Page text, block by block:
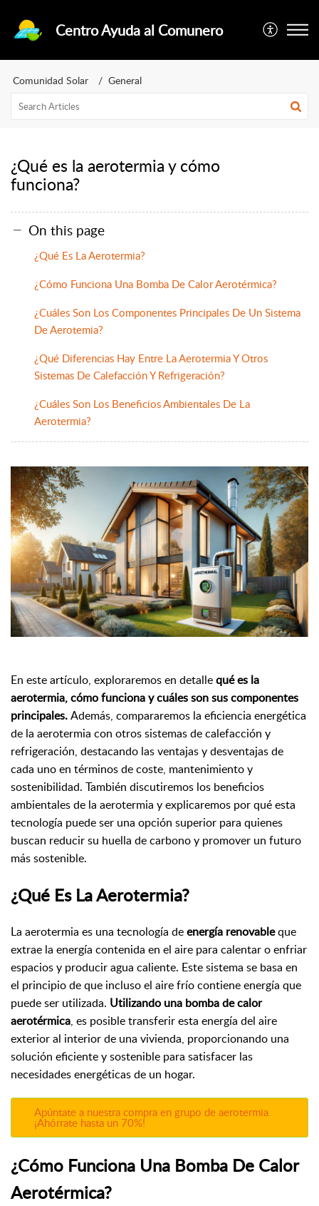
Centro Ayuda al Comunero
Comunidad Solar General
¿Qué es la aerotermia y cómo
funciona?
On this page
¿Qué Es La Aerotermia?
¿Cómo Funciona Una Bomba De Calor Aerotérmica?
¿Cuáles Son Los Componentes Principales De Un Sistema
De Aerotemia?
¿Qué Diferencias Hay Entre La Aerotermia Y Otros
Sistemas De Calefacción Y Refrigeración?
¿Cuáles Son Los Beneficios Ambientales De La
Aerotermia?
En este artículo, exploraremos en detallequé es la
aerotermia, cómo funciona y cuáles son sus componentes
principales.Además, compararemos la eficiencia energética
de la aerotermia con otros sistemas de calefacción y
refrigeración, destacando las ventajas y desventajas de
cada uno en términos de coste, mantenimiento y
sostenibilidad. También discutiremos los beneficios
ambientales de la aerotermia y explicaremos por qué esta
tecnología puede ser una opción superior para quienes
buscan reducir su huella de carbono y promover un futuro
más sostenible.
¿Qué Es La Aerotermia?
La aerotermia es una tecnología deenergía renovableque
extrae la energía contenida en el aire para calentar o enfriar
espacios y producir agua caliente. Este sistema se basa en
el principio de que incluso el aire frío contiene energía que
puede ser utilizada. Utilizando una bomba de calor
aerotérmica, es posible transferir esta energía del aire
exterior al interior de una vivienda, proporcionando una
solución eficiente y sostenible para satisfacer las
necesidades energéticas de un hogar.
Apúntate a nuestra compra en grupo de aerotermia
¡Ahórrate hasta un 70%!
¿Cómo Funciona Una Bomba De Calor
Aerotérmica?